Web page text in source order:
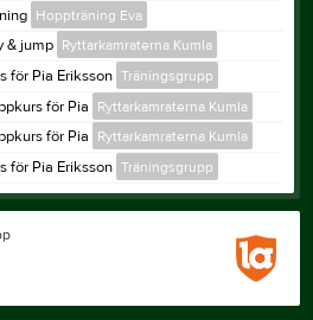
Hoppträning Eva
& jump Ryttarkamraterna Kumla
för Pia Eriksson Träningsgrupp
för Pia Ryttarkamraterna Kumla
för Pia Ryttarkamraterna Kumla
för Pia Eriksson Träningsgrupp